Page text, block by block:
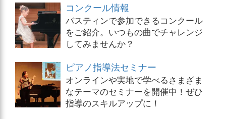
コンクール情報
バスティンで参加できるコンクール
をご紹介。いつもの曲でチャレンジ
してみませんか？
ピアノ指導法セミナー
オンラインや実地で学べるさまざま
なテーマのセミナーを開催中！ぜひ
指導のスキルアップに！